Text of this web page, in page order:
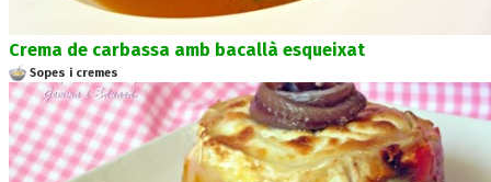
Crema de carbassa amb bacallà esqueixat
Sopes i cremes